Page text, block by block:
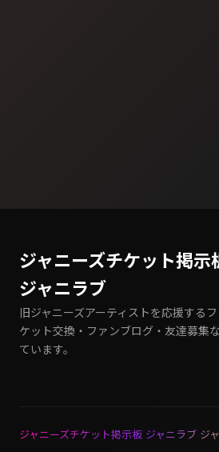
ジャニーズチケット掲示
ジャニラブ
旧ジャニーズアーティストを応援する
ケット交換・ファンブログ・友達募集
ています。
ジャニーズチケット掲示板 ジャニラブ ジ